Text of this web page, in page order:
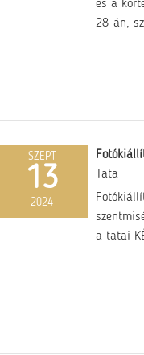
és a
28-án,
SZEPT
13
2024
Tata
a tatai